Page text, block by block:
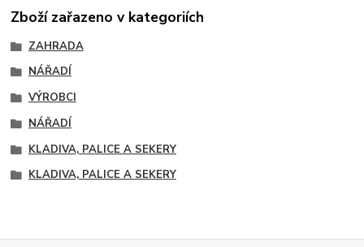
Zboží zařazeno v kategoriích
ZAHRADA
NÁŘADÍ
VÝROBCI
NÁŘADÍ
KLADIVA, PALICE A SEKERY
KLADIVA, PALICE A SEKERY